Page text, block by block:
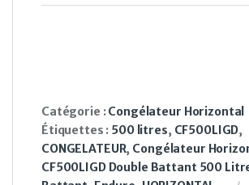
Catégorie :Congélateur Horizontal
Étiquettes : 500 litres, CF500LIGD,
CONGELATEUR, Congélateur
CF500LIGD Double Battant 500